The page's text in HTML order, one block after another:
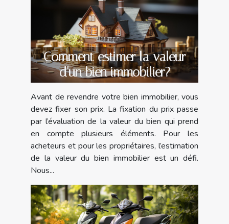
Comment estimer la valeur
d'un bien immobilier?
Avant de revendre votre bien immobilier, vous
devez fixer son prix. La fixation du prix passe
par l’évaluation de la valeur du bien qui prend
en compte plusieurs éléments. Pour les
acheteurs et pour les propriétaires, l’estimation
de la valeur du bien immobilier est un défi.
Nous...